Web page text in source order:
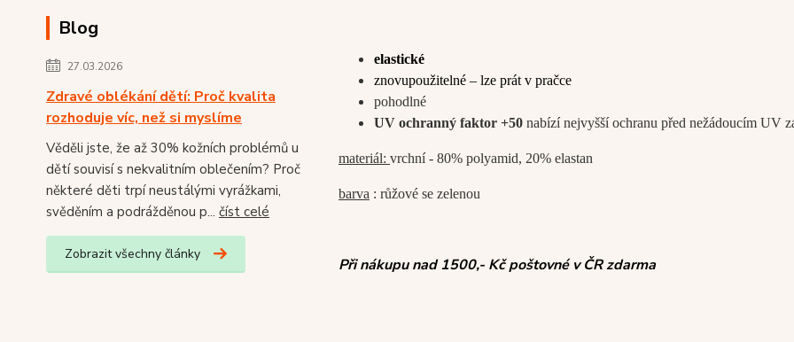
Blog
27.03.2026
Zdravé oblékání dětí: Proč kvalita
rozhoduje víc, než si myslíme
Věděli jste, že až 30% kožních problémů u
dětí souvisí s nekvalitním oblečením? Proč
některé děti trpí neustálými vyrážkami,
svěděním a podrážděnou p... číst celé
Zobrazit všechny články
elastické
znovupoužitelné – lze prát v pračce
pohodlné
UV ochranný faktor +50nabízí nejvyšší ochranu před nežádoucím UV
materiál: vrchní - 80% polyamid, 20% elastan
barva : růžové se zelenou
Při nákupu nad 1500,- Kč poštovné v ČR zdarma